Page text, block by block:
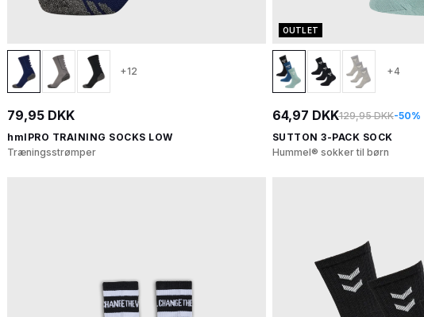
+12
79,95 DKK
hmlPRO TRAINING SOCKS LOW
Træningsstrømper
OUTLET
+4
64,97 DKK129,95 DKK-50%
SUTTON 3-PACK SOCK
Hummel® sokker til børn